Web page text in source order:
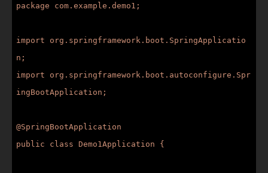
package com.example.demo1;
import org.springframework.boot.SpringApplicatio
n;
import org.springframework.boot.autoconfigure.Spr
ingBootApplication;
@SpringBootApplication
public class Demo1Application {